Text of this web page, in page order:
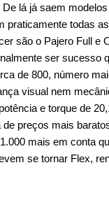
lá já saem
praticamente todas
são o Pajero Full e
ser sucesso
de 800, número
visual nem
e torque de
preços mais
mais em conta
se tornar Flex,